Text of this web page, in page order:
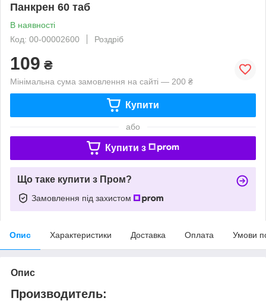
Панкрен 60 таб
В наявності
Код: 00-00002600
Роздріб
109 ₴
Мінімальна сума замовлення на сайті — 200 ₴
Купити
або
Купити з
Що таке купити з Пром?
Замовлення під захистом
Опис Характеристики Доставка Оплата Умови
Опис
Производитель: